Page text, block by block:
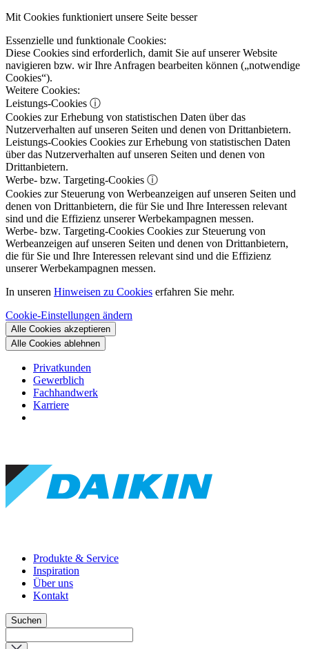
Mit Cookies funktioniert unsere Seite besser
Essenzielle und funktionale Cookies:
Diese Cookies sind erforderlich, damit Sie auf unserer Website
navigieren bzw. wir Ihre Anfragen bearbeiten können („notwendige
Cookies“).
Weitere Cookies:
Leistungs-Cookies ⓘ
Cookies zur Erhebung von statistischen Daten über das
Nutzerverhalten auf unseren Seiten und denen von Drittanbietern.
Leistungs-Cookies Cookies zur Erhebung von statistischen Daten
über das Nutzerverhalten auf unseren Seiten und denen von
Drittanbietern.
Werbe- bzw. Targeting-Cookies ⓘ
Cookies zur Steuerung von Werbeanzeigen auf unseren Seiten und
denen von Drittanbietern, die für Sie und Ihre Interessen relevant
sind und die Effizienz unserer Werbekampagnen messen.
Werbe- bzw. Targeting-Cookies Cookies zur Steuerung von
Werbeanzeigen auf unseren Seiten und denen von Drittanbietern,
die für Sie und Ihre Interessen relevant sind und die Effizienz
unserer Werbekampagnen messen.
In unseren Hinweisen zu Cookies erfahren Sie mehr.
Cookie-Einstellungen ändern
Alle Cookies akzeptieren
Alle Cookies ablehnen
Privatkunden
Gewerblich
Fachhandwerk
Karriere
Produkte & Service
Inspiration
Über uns
Kontakt
Suchen